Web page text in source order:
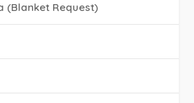
(Blanket Request)